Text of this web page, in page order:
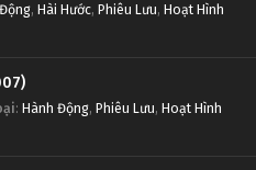
, Hài Hước, Phiêu Lưu, Hoạt Hình
: Hành Động, Phiêu Lưu, Hoạt Hình